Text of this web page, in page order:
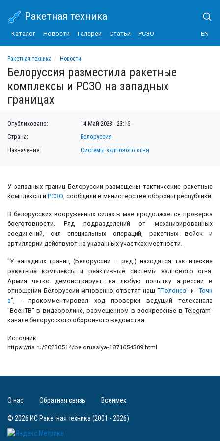
Ракетная техника
Каталог Новости Галереи Статьи РСЗО EN
Ракетная техника
Новости
Белоруссия разместила ракетные
комплексы и РСЗО на западных
границах
Опубликовано:
14 Май 2023 - 23:16
Страна:
Белоруссия
Назначение:
Системы залпового огня
У западных границ Белоруссии размещены тактические ракетные
комплексы и РСЗО, сообщили в министерстве обороны республики.
В белорусских вооруженных силах в мае продолжается проверка
боеготовности. Ряд подразделений от механизированных
соединений, сил специальных операций, ракетных войск и
артиллерии действуют на указанных участках местности.
"У западных границ (Белоруссии – ред.) находятся тактические
ракетные комплексы и реактивные системы залпового огня.
Армия четко демонстрирует: на любую попытку агрессии в
отношении Белоруссии мгновенно ответят наш "Полонез" и "Точк
а", - прокомментировал ход проверки ведущий телеканала
"ВоенТВ" в видеоролике, размещенном в воскресенье в Telegram-
канале белорусского оборонного ведомства.
Источник:
https://ria.ru/20230514/belorussiya-1871654389.html
© 2026 ИС Ракетная техника (2001 - 2026)
О нас Обратная связь Военмех